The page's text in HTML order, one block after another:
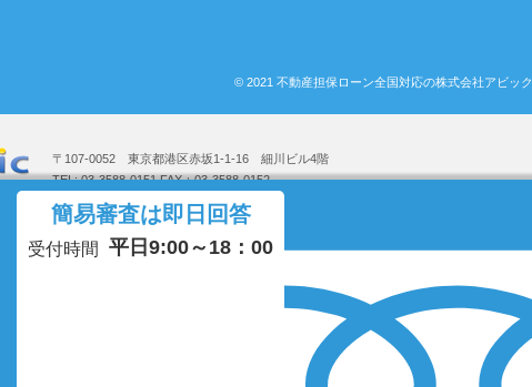
©2021 不動産担保ローン全国対応の株式会社アビック
〒107-0052 東京都港区赤坂1-1-16 細川ビル4階
TEL: 03-3588-0151 FAX：03-3588-0152
簡易審査は即日回答
受付時間 平日9:00～18：00